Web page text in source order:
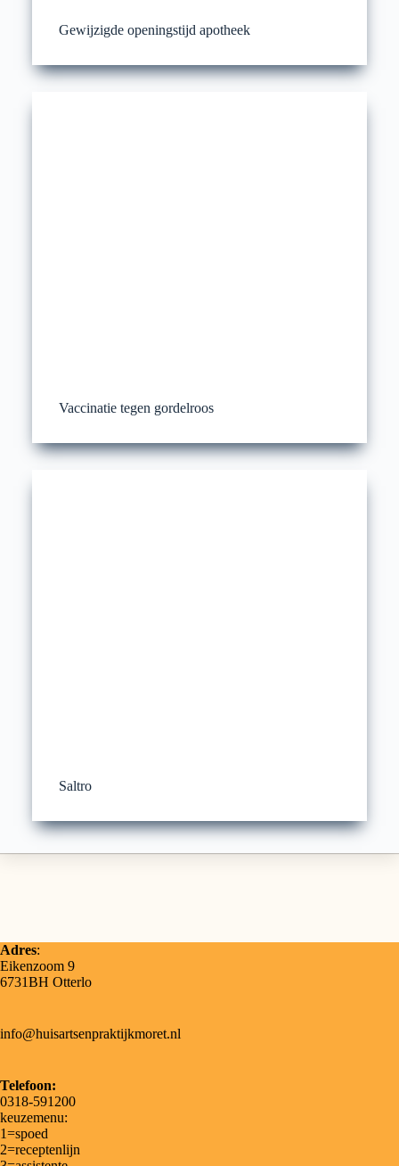
Gewijzigde openingstijd apotheek
Vaccinatie tegen gordelroos
Saltro
Adres:
Eikenzoom 9
6731BH Otterlo
info@huisartsenpraktijkmoret.nl
Telefoon:
0318-591200
keuzemenu:
1=spoed
2=receptenlijn